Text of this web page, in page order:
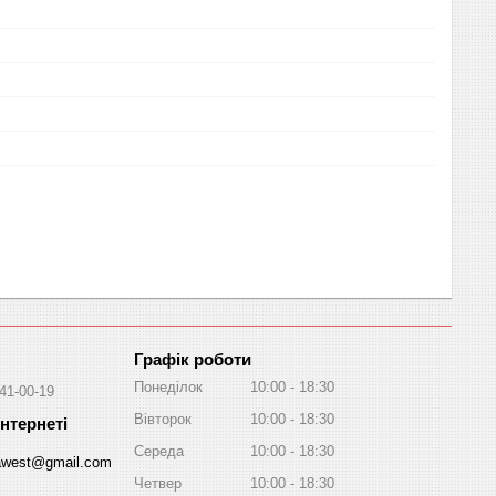
00-19
Графік роботи
Понеділок 10:00
18:30
Вівторок
10:00
18:30
Середа
10:00
18:30
Четвер
10:00 18:30